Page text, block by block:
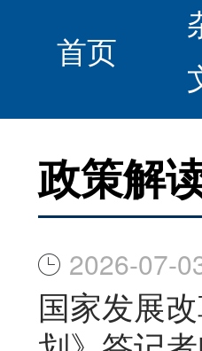
首页
政策解
2026-07-
国家发展